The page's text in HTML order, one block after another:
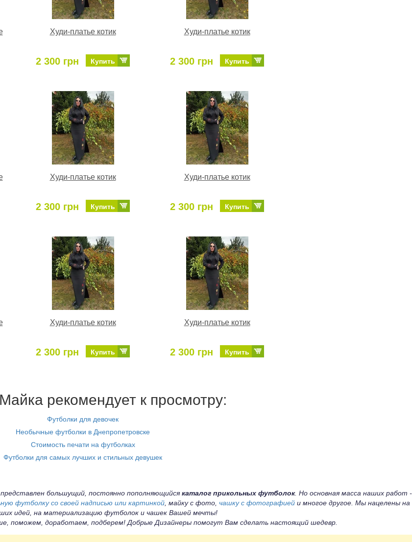
Худи-платье котик
2 300 грн Купить
Худи-платье котик
2 300 грн Купить
Худи-платье котик
2 300 грн Купить
Худи-платье котик
2 300 грн Купить
Худи-платье котик
2 300 грн Купить
Худи-платье котик
2 300 грн Купить
рекомендует к просмотру:
Футболки для девочек
Необычные футболки в Днепропетровске
Стоимость печати на футболках
Футболки для самых лучших и стильных девушек
большущий, постоянно пополняющийся каталог прикольных футболок. Но основная масса наших работ -
футболку со своей надписью или картинкой, майку с фото, чашку с фотографиейи многое другое. Мы нацелены на
идей, на материализацию футболок и чашек Вашей мечты!
поможем, доработаем, подберем! Добрые Дизайнеры помогут Вам сделать настоящий шедевр.